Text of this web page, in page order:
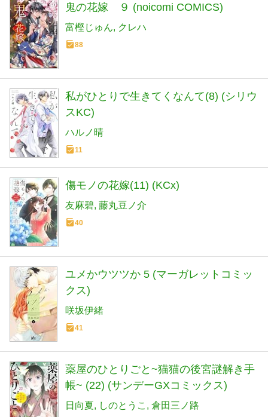
鬼の花嫁 ９ (noicomi COMICS)
富樫じゅん クレハ
88
私がひとりで生きてくなんて(8) (シリウ
スKC)
ハルノ晴
11
傷モノの花嫁(11) (KCx)
友麻碧 藤丸豆ノ介
40
ユメかウツツか 5 (マーガレットコミッ
クス)
咲坂伊緒
41
薬屋のひとりごと~猫猫の後宮謎解き手
帳~ (22) (サンデーGXコミックス)
日向夏 しのとうこ 倉田三ノ路